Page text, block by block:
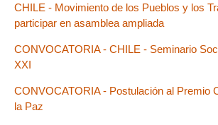
CHILE - Movimiento de los Pueblos y los
participar en asamblea ampliada
CONVOCATORIA - CHILE - Seminario
XXI
CONVOCATORIA - Postulación al Premio
la Paz